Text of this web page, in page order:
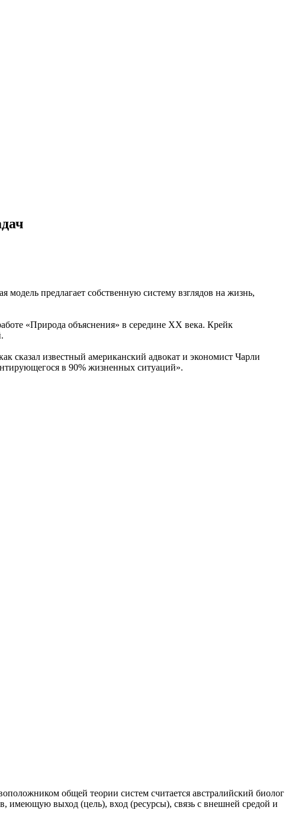
предлагает собственную систему взглядов на жизнь,
«Природа объяснения» в середине XX века. Крейк
сказал известный американский адвокат и экономист Чарли
в 90% жизненных ситуаций».
общей теории систем считается австралийский биолог
имеющую выход (цель), вход (ресурсы), связь с внешней средой и